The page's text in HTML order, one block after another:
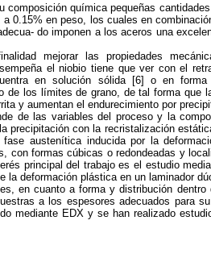
composición química pequeñas
0.15% en peso, los cuales en
do imponen a los aceros una
mejorar las propiedades
el niobio tiene que ver con el
en solución sólida [6] o en forma
de los límites de grano, de tal forma que
y aumentan el endurecimiento por
de las variables del proceso y la
precipitación con la recristalización
austenítica inducida por la
con formas cúbicas o redondeadas y
principal del trabajo es el estudio
deformación plástica en un laminador
en cuanto a forma y distribución dentro
a los espesores adecuados para
mediante EDX y se han realizado